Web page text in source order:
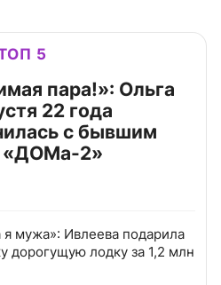
5
пара!»: Ольга
22 года
с бывшим
«ДОМа-2»
я мужа»: Ивлеева подарила
дорогущую лодку за 1,2 млн